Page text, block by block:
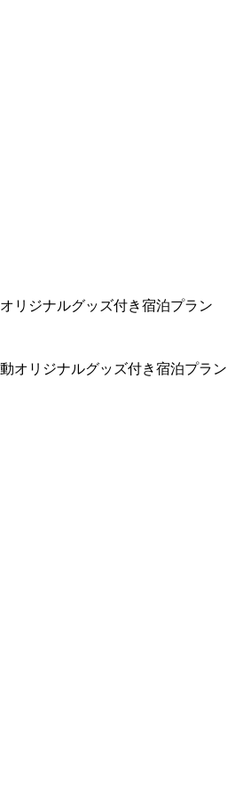
リジナルグッズ付き宿泊プラン
オリジナルグッズ付き宿泊プラン